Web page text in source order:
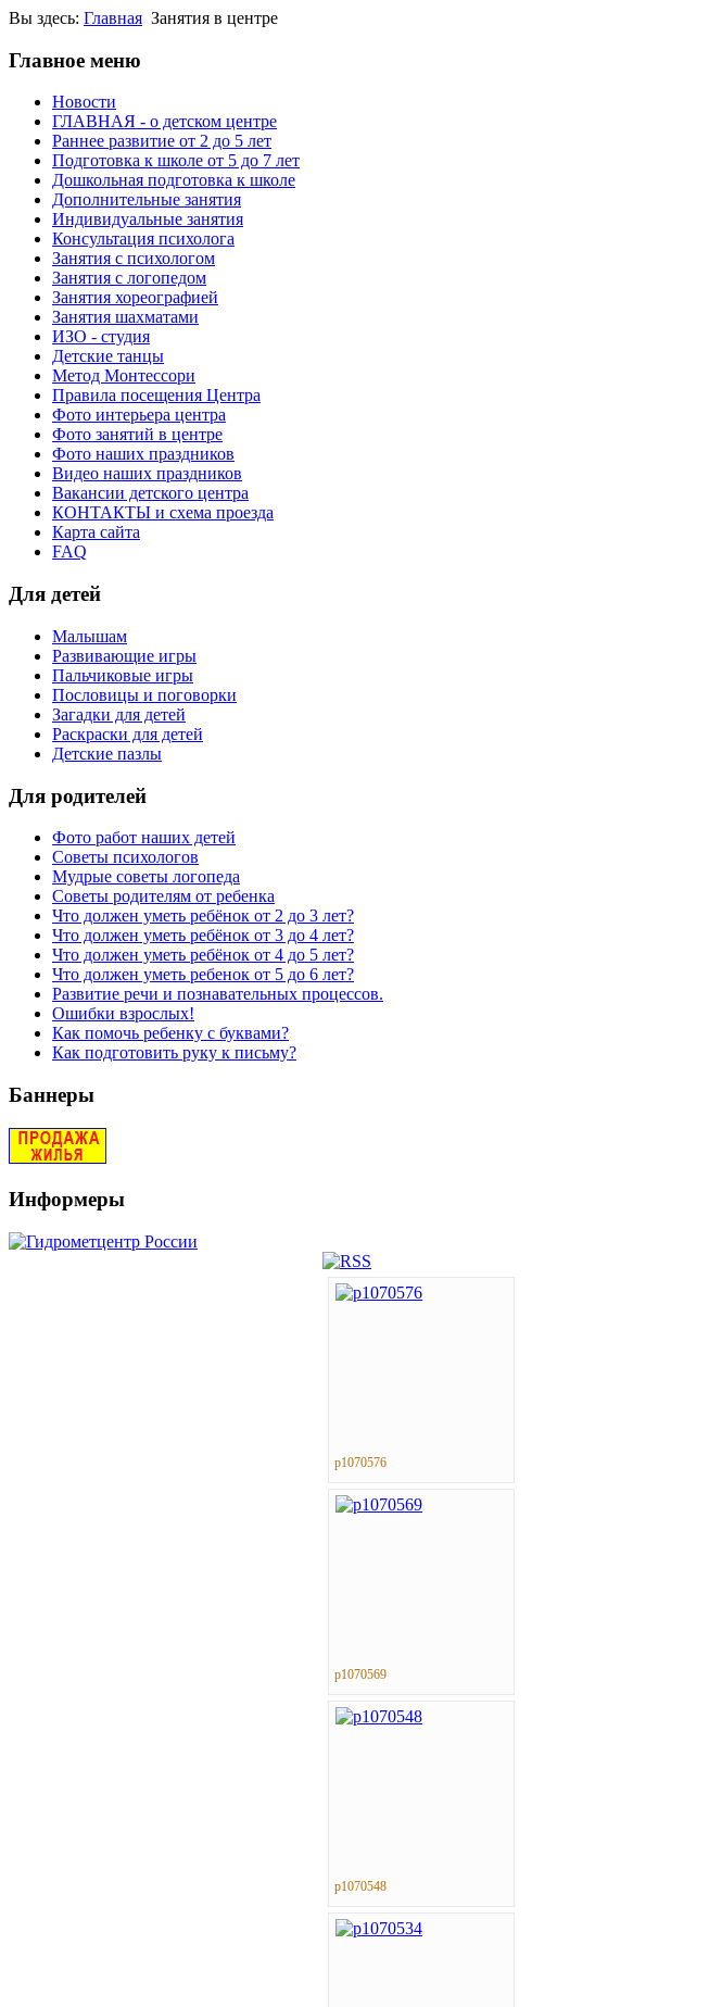
Вы здесь: Главная Занятия в центре
Главное меню
Новости
ГЛАВНАЯ - о детском центре
Раннее развитие от 2 до 5 лет
Подготовка к школе от 5 до 7 лет
Дошкольная подготовка к школе
Дополнительные занятия
Индивидуальные занятия
Консультация психолога
Занятия с психологом
Занятия с логопедом
Занятия хореографией
Занятия шахматами
ИЗО - студия
Детские танцы
Метод Монтессори
Правила посещения Центра
Фото интерьера центра
Фото занятий в центре
Фото наших праздников
Видео наших праздников
Вакансии детского центра
КОНТАКТЫ и схема проезда
Карта сайта
FAQ
Для детей
Малышам
Развивающие игры
Пальчиковые игры
Пословицы и поговорки
Загадки для детей
Раскраски для детей
Детские пазлы
Для родителей
Фото работ наших детей
Советы психологов
Мудрые советы логопеда
Советы родителям от ребенка
Что должен уметь ребёнок от 2 до 3 лет?
Что должен уметь ребёнок от 3 до 4 лет?
Что должен уметь ребёнок от 4 до 5 лет?
Что должен уметь ребенок от 5 до 6 лет?
Развитие речи и познавательных процессов.
Ошибки взрослых!
Как помочь ребенку с буквами?
Как подготовить руку к письму?
Баннеры
Информеры
p1070576
p1070569
p1070548